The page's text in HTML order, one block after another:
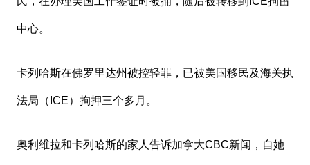
中心。
卡列哈斯在佛罗里达州被控轻罪，已被美国移民及海关执
法局（ICE）拘押三个多月。
奥利维拉和卡列哈斯的家人告诉加拿大CBC新闻，自她